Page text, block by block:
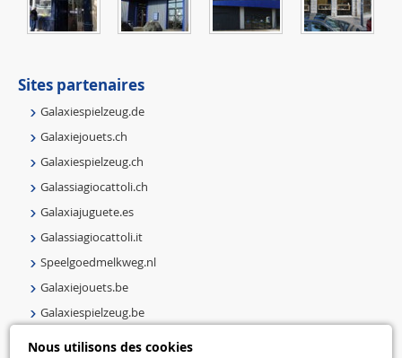
Nous utilisons des cookies
Sites partenaires
Galaxiespielzeug.de
Galaxiejouets.ch
Galaxiespielzeug.ch
Galassiagiocattoli.ch
Galaxiajuguete.es
Galassiagiocattoli.it
Speelgoedmelkweg.nl
Galaxiejouets.be
Galaxiespielzeug.be